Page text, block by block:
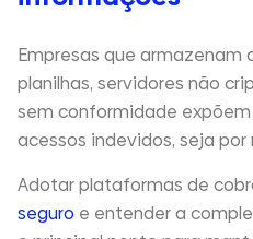
Empresas que
planilhas, servidores não
sem conformidade
acessos indevidos, seja
Adotar plataformas de
seguro e entender a